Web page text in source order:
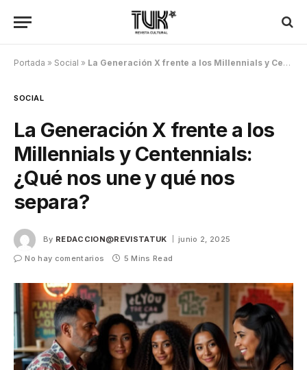
Portada » Social » La Generación X frente a los Millennials y Centennials: ¿Qué nos une y qué nos separa?
SOCIAL
La Generación X frente a los
Millennials y Centennials:
¿Qué nos une y qué nos
separa?
By REDACCION@REVISTATUK
junio 2, 2025
No hay comentarios
5 Mins Read